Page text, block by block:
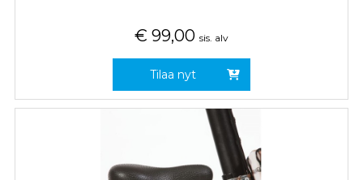
€ 99,00 sis. alv
Tilaa nyt